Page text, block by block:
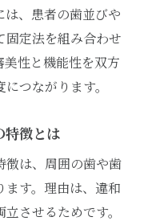
は、患者の歯並びや
固定法を組み合わせ
性と機能性を双方
つながります。
特徴とは
徴は、周囲の歯や歯
ます。理由は、違和
させるためです。